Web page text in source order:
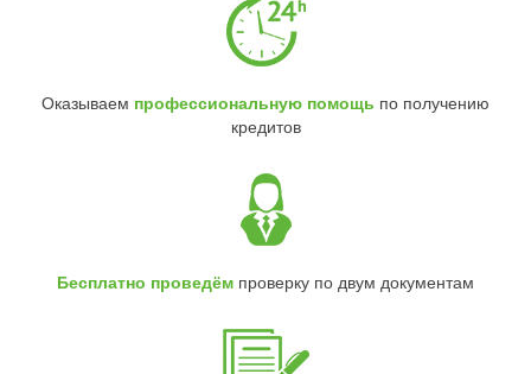
Оказываем профессиональную помощь по получению
кредитов
Бесплатно проведём проверку по двум документам